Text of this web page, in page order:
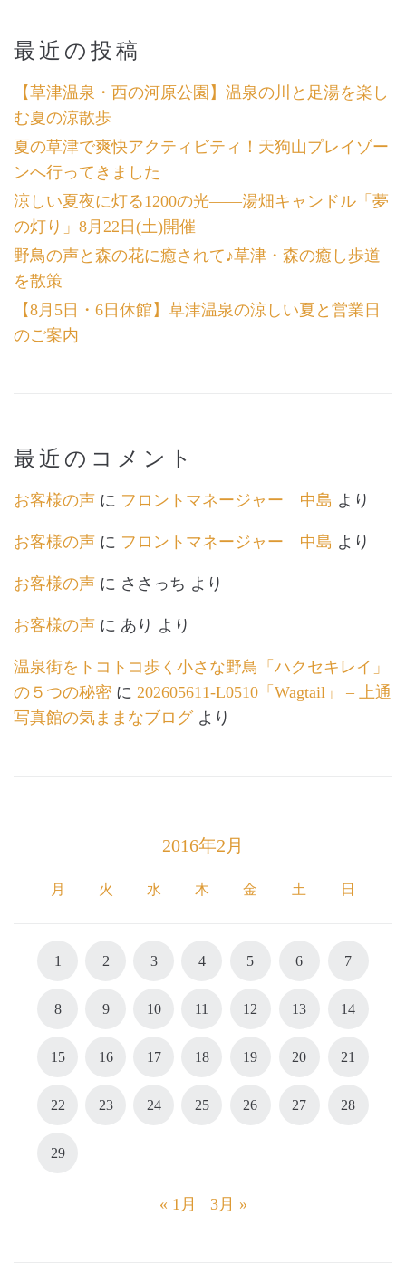
最近の投稿
【草津温泉・西の河原公園】温泉の川と足湯を楽し
む夏の涼散歩
夏の草津で爽快アクティビティ！天狗山プレイゾー
ンへ行ってきました
涼しい夏夜に灯る1200の光――湯畑キャンドル「夢
の灯り」8月22日(土)開催
野鳥の声と森の花に癒されて♪草津・森の癒し歩道
を散策
【8月5日・6日休館】草津温泉の涼しい夏と営業日
のご案内
最近のコメント
お客様の声 に フロントマネージャー 中島 より
お客様の声 に フロントマネージャー 中島 より
お客様の声 に ささっち より
お客様の声 に あり より
温泉街をトコトコ歩く小さな野鳥「ハクセキレイ」
の５つの秘密 に 202605611-L0510「Wagtail」 – 上通
写真館の気ままなブログより
2016年2月
月 火 水 木 金 土 日
1 2 3 4 5 6 7
8 9 10 11 12 13 14
15 16 17 18 19 20 21
22 23 24 25 26 27 28
29
« 1月 3月 »